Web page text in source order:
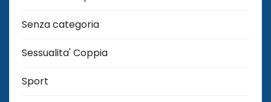
Senza categoria
Sessualita' Coppia
Sport